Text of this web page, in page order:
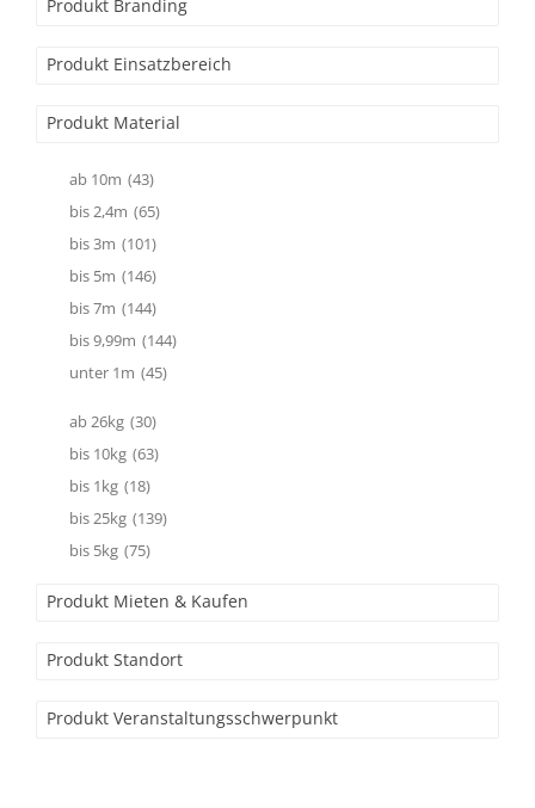
Produkt Branding
Produkt Einsatzbereich
Produkt Material
ab 10m (43)
bis 2,4m (65)
bis 3m (101)
bis 5m (146)
bis 7m (144)
bis 9,99m (144)
unter 1m (45)
ab 26kg (30)
bis 10kg (63)
bis 1kg (18)
bis 25kg (139)
bis 5kg (75)
Produkt Mieten & Kaufen
Produkt Standort
Produkt Veranstaltungsschwerpunkt